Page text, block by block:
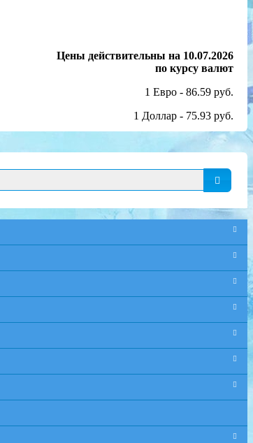
Цены действительны на 10.07.2026
по курсу валют
1 Евро - 86.59 руб.
1 Доллар - 75.93 руб.